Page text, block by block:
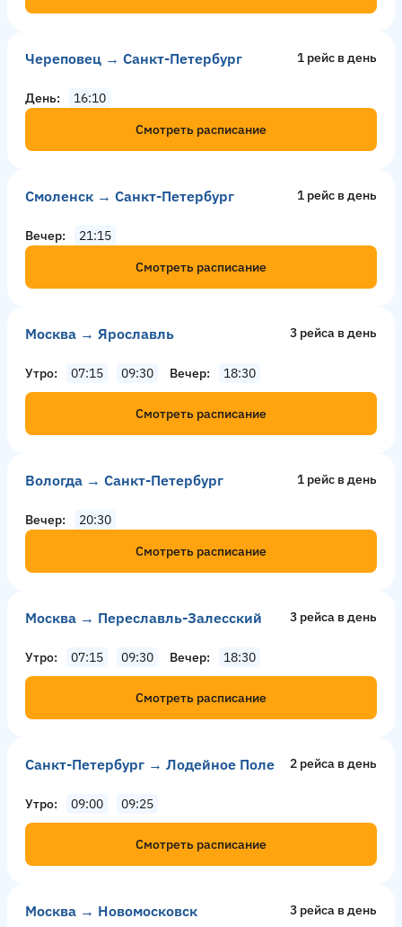
Череповец → Санкт-Петербург 1 рейс в день
День
16:10
Смотреть расписание
Смоленск → Санкт-Петербург 1 рейс в день
Вечер
21:15
Смотреть расписание
Москва → Ярославль 3 рейсa в день
Утро 07:15 09:30 Вечер 18:30
Смотреть расписание
Вологда → Санкт-Петербург 1 рейс в день
Вечер
20:30
Смотреть расписание
Москва → Переславль-Залесский 3 рейсa в день
Утро 07:15 09:30 Вечер 18:30
Смотреть расписание
Санкт-Петербург → Лодейное Поле 2 рейсa в день
Утро 09:00 09:25
Смотреть расписание
Москва → Новомосковск 3 рейсa в день